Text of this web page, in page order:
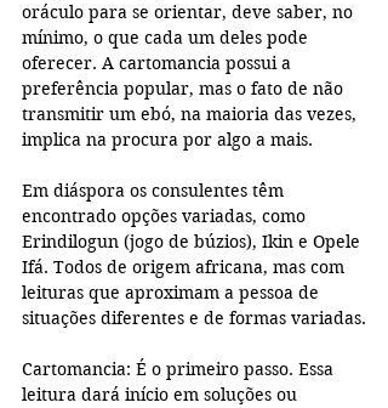
oráculo para se orientar, deve saber, no
mínimo, o que cada um deles pode
oferecer. A cartomancia possui a
preferência popular, mas o fato de não
transmitir um ebó, na maioria das vezes,
implica na procura por algo a mais.
Em diáspora os consulentes têm
encontrado opções variadas, como
Erindilogun (jogo de búzios), Ikin e Opele
Ifá. Todos de origem africana, mas com
leituras que aproximam a pessoa de
situações diferentes e de formas variadas.
Cartomancia: É o primeiro passo. Essa
leitura dará início em soluções ou